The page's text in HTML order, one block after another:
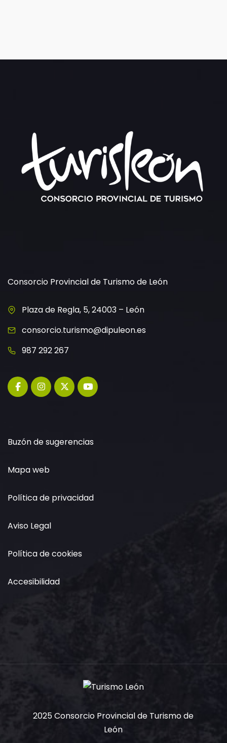
Consorcio Provincial de Turismo de León
Plaza de Regla, 5, 24003 – León
consorcio.turismo@dipuleon.es
987 292 267
Buzón de sugerencias
Mapa web
Política de privacidad
Aviso Legal
Política de cookies
Accesibilidad
2025 Consorcio Provincial de Turismo de
León